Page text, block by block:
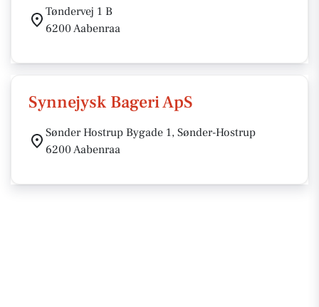
Tøndervej 1 B
6200 Aabenraa
Synnejysk Bageri ApS
Sønder Hostrup Bygade 1, Sønder-Hostrup
6200 Aabenraa